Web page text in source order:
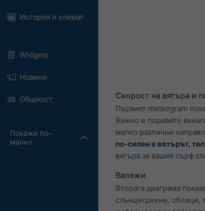
История и климат
Widgets
Новини
Общност
Покажи по-
малко
Скорост на вятъра и
Първият meteogram
Важно е поривите
малко различни
по-силен е вятърът,
вятъра за вашия сърф
Валежи
Втората диаграма
слънцегреене, облаци,